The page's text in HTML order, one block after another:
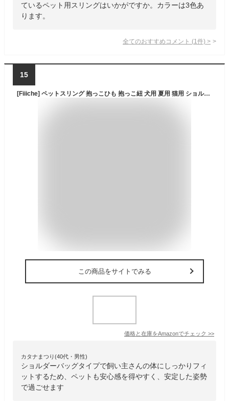
ているペット用スリングはいかがですか。カラーは3色あ
ります。
全てのおすすめコメント (1 件) >
15
[Fiiiche] ペットスリング 抱っこひも 抱っこ紐 犬用 夏用 猫用 ショルダーバッグ スリング チワワ 小型犬 抱っこ お散歩 ペット用品 ドッグスリング (M)
この商品をサイトでみる
価格と在庫をAmazonでチェック >>
カタナまつり(40代・男性)
ショルダーバッグタイプで飼い主さんの体にしっかりフィ
ットするため、ペットも安心感を得やすく、安定した姿勢
で過ごせます